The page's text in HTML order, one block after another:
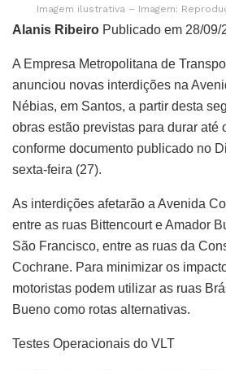
Imagem ilustrativa – Imagem:
Alanis Ribeiro Publicado em 28/09/
A Empresa Metropolitana de
anunciou novas interdições na
Nébias, em Santos, a partir desta
obras estão previstas para durar até
conforme documento publicado no
sexta-feira (27).
As interdições afetarão a Avenida
entre as ruas Bittencourt e Amador
São Francisco, entre as ruas da
Cochrane. Para minimizar os
motoristas podem utilizar as ruas
Bueno como rotas alternativas.
Testes Operacionais do VLT